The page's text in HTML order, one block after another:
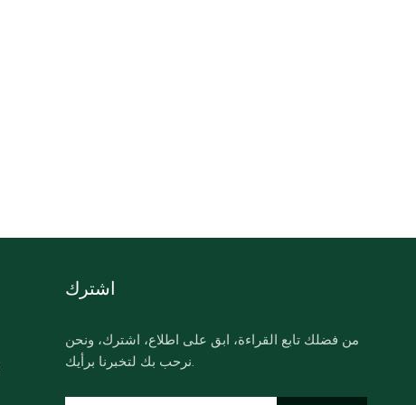
اشترك
من فضلك تابع القراءة، ابق على اطلاع، اشترك، ونحن
نرحب بك لتخبرنا برأيك.